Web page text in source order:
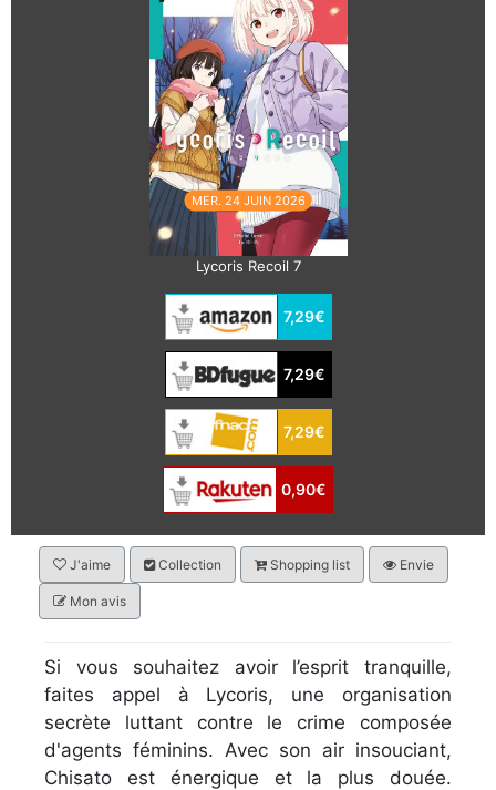
MER. 24 JUIN 2026
Lycoris Recoil 7
7,29€
7,29€
7,29€
0,90€
J'aime Collection Shopping list Envie
Mon avis
Si vous souhaitez avoir l’esprit tranquille,
faites appel à Lycoris, une organisation
secrète luttant contre le crime composée
d'agents féminins. Avec son air insouciant,
Chisato est énergique et la plus douée.